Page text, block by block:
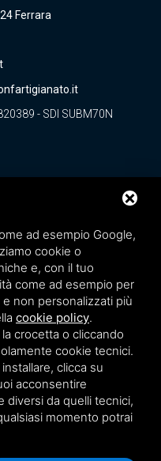
Ferrara
- SDI SUBM70N
v3,Privacy Policy
Terms of Service
ad esempio Google,
cookie o
e, con il tuo
come ad esempio per
non personalizzati più
cookie policy.
crocetta o cliccando
cookie tecnici.
clicca su
acconsentire
diversi da quelli tecnici,
momento potrai